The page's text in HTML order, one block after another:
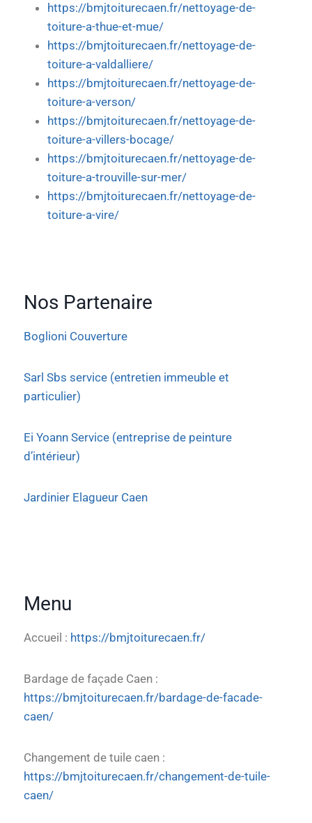
https://bmjtoiturecaen.fr/nettoyage-de-
toiture-a-thue-et-mue/
https://bmjtoiturecaen.fr/nettoyage-de-
toiture-a-valdalliere/
https://bmjtoiturecaen.fr/nettoyage-de-
toiture-a-verson/
https://bmjtoiturecaen.fr/nettoyage-de-
toiture-a-villers-bocage/
https://bmjtoiturecaen.fr/nettoyage-de-
toiture-a-trouville-sur-mer/
https://bmjtoiturecaen.fr/nettoyage-de-
toiture-a-vire/
Nos Partenaire
Boglioni Couverture
Sarl Sbs service (entretien immeuble et
particulier)
Ei Yoann Service (entreprise de peinture
d’intérieur)
Jardinier Elagueur Caen
Menu
Accueil : https://bmjtoiturecaen.fr/
Bardage de façade Caen :
https://bmjtoiturecaen.fr/bardage-de-facade-
caen/
Changement de tuile caen :
https://bmjtoiturecaen.fr/changement-de-tuile-
caen/